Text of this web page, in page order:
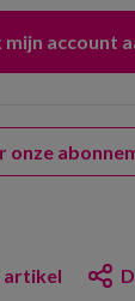
onze
artikel